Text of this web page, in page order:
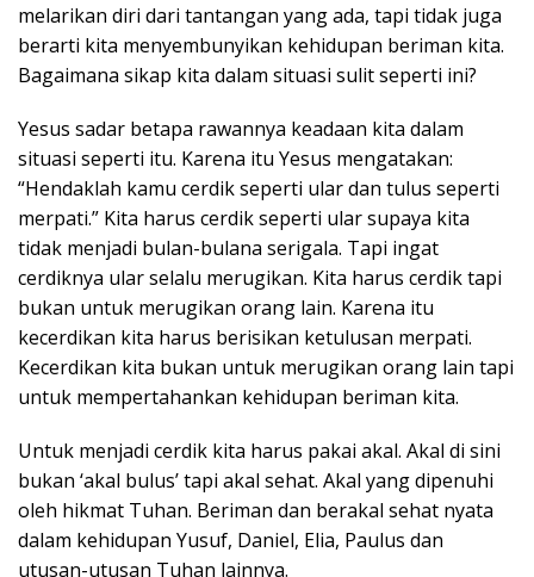
melarikan diri dari tantangan yang ada, tapi tidak juga
berarti kita menyembunyikan kehidupan beriman kita.
Bagaimana sikap kita dalam situasi sulit seperti ini?
Yesus sadar betapa rawannya keadaan kita dalam
situasi seperti itu. Karena itu Yesus mengatakan:
“Hendaklah kamu cerdik seperti ular dan tulus seperti
merpati.” Kita harus cerdik seperti ular supaya kita
tidak menjadi bulan-bulana serigala. Tapi ingat
cerdiknya ular selalu merugikan. Kita harus cerdik tapi
bukan untuk merugikan orang lain. Karena itu
kecerdikan kita harus berisikan ketulusan merpati.
Kecerdikan kita bukan untuk merugikan orang lain tapi
untuk mempertahankan kehidupan beriman kita.
Untuk menjadi cerdik kita harus pakai akal. Akal di sini
bukan ‘akal bulus’ tapi akal sehat. Akal yang dipenuhi
oleh hikmat Tuhan. Beriman dan berakal sehat nyata
dalam kehidupan Yusuf, Daniel, Elia, Paulus dan
utusan-utusan Tuhan lainnya.